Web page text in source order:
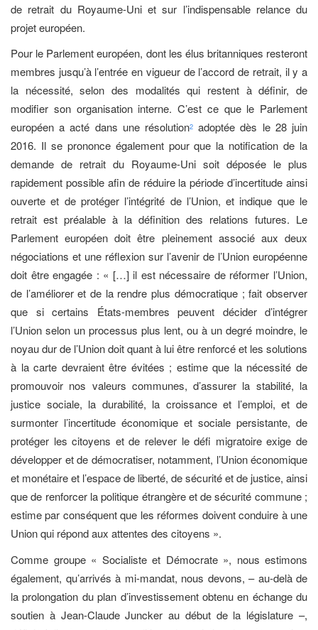
de retrait du Royaume-Uni et sur l’indispensable relance du
projet européen.
Pour le Parlement européen, dont les élus britanniques resteront
membres jusqu’à l’entrée en vigueur de l’accord de retrait, il y a
la nécessité, selon des modalités qui restent à définir, de
modifier son organisation interne. C’est ce que le Parlement
européen a acté dans une résolution2 adoptée dès le 28 juin
2016. Il se prononce également pour que la notification de la
demande de retrait du Royaume-Uni soit déposée le plus
rapidement possible afin de réduire la période d’incertitude ainsi
ouverte et de protéger l’intégrité de l’Union, et indique que le
retrait est préalable à la définition des relations futures. Le
Parlement européen doit être pleinement associé aux deux
négociations et une réflexion sur l’avenir de l’Union européenne
doit être engagée : « […] il est nécessaire de réformer l’Union,
de l’améliorer et de la rendre plus démocratique ; fait observer
que si certains États-membres peuvent décider d’intégrer
l’Union selon un processus plus lent, ou à un degré moindre, le
noyau dur de l’Union doit quant à lui être renforcé et les solutions
à la carte devraient être évitées ; estime que la nécessité de
promouvoir nos valeurs communes, d’assurer la stabilité, la
justice sociale, la durabilité, la croissance et l’emploi, et de
surmonter l’incertitude économique et sociale persistante, de
protéger les citoyens et de relever le défi migratoire exige de
développer et de démocratiser, notamment, l’Union économique
et monétaire et l’espace de liberté, de sécurité et de justice, ainsi
que de renforcer la politique étrangère et de sécurité commune ;
estime par conséquent que les réformes doivent conduire à une
Union qui répond aux attentes des citoyens ».
Comme groupe « Socialiste et Démocrate », nous estimons
également, qu’arrivés à mi-mandat, nous devons, – au-delà de
la prolongation du plan d’investissement obtenu en échange du
soutien à Jean-Claude Juncker au début de la législature –,